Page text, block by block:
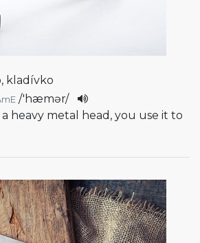
kladívko
/'hæmər/
heavy metal head, you use it to